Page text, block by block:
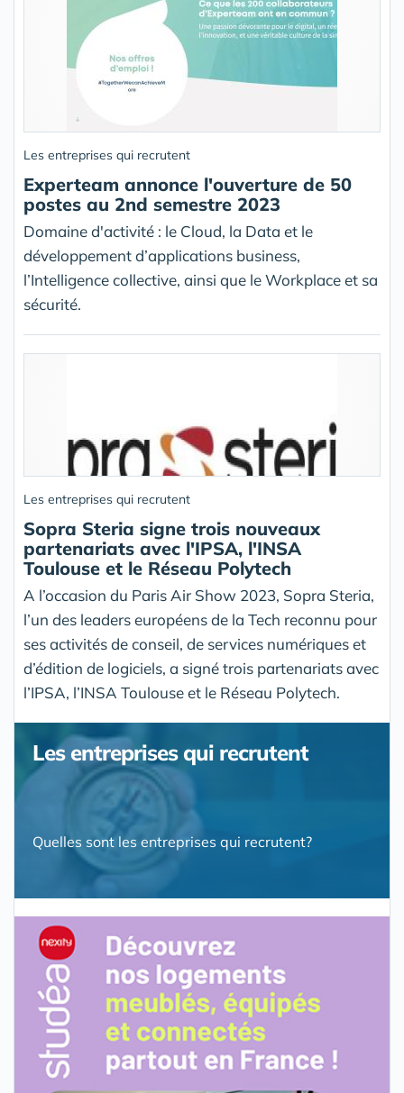
Les entreprises qui recrutent
Experteam annonce l'ouverture de 50
postes au 2nd semestre 2023
Domaine d'activité : le Cloud, la Data et le
développement d’applications business,
l’Intelligence collective, ainsi que le Workplace et sa
sécurité.
Les entreprises qui recrutent
Sopra Steria signe trois nouveaux
partenariats avec l'IPSA, l'INSA
Toulouse et le Réseau Polytech
A l’occasion du Paris Air Show 2023, Sopra Steria,
l’un des leaders européens de la Tech reconnu pour
ses activités de conseil, de services numériques et
d’édition de logiciels, a signé trois partenariats avec
l’IPSA, l’INSA Toulouse et le Réseau Polytech.
Les entreprises qui recrutent
Quelles sont les entreprises qui recrutent?